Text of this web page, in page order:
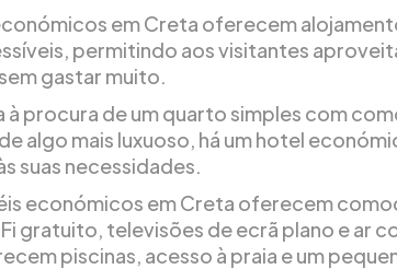
em Creta oferecem
permitindo aos visitantes
gastar muito.
à procura de um quarto simples com
algo mais luxuoso, há um hotel
suas necessidades.
económicos em Creta oferecem
gratuito, televisões de ecrã plano e ar
piscinas, acesso à praia e um